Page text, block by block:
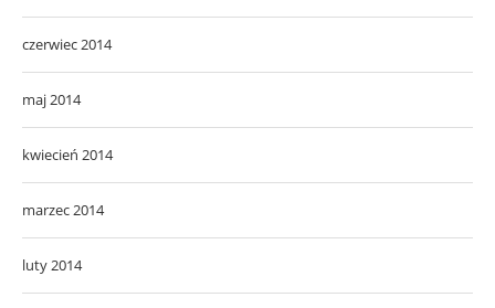
czerwiec 2014
maj 2014
kwiecień 2014
marzec 2014
luty 2014